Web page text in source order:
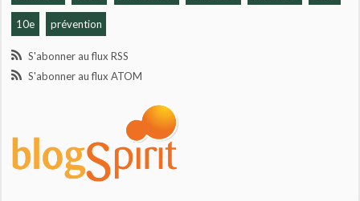
10e prévention
S'abonner au flux RSS
S'abonner au flux ATOM